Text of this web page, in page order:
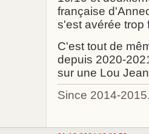
française
s'est avérée trop
C'est tout de
depuis 2020-
sur une Lou
Since 2014-